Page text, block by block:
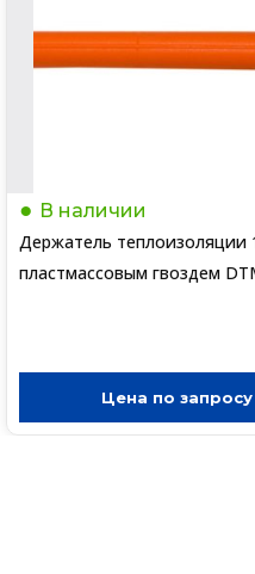
В наличии
Держатель теплоизоляции
пластмассовым гвоздем
Цена по запросу